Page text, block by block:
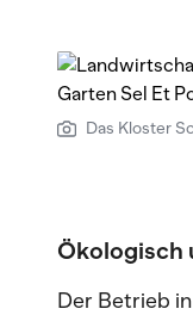
Das Kloster
Ökologisch
Der Betrieb